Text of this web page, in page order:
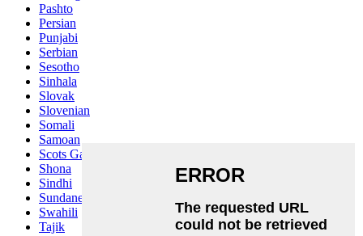
Pashto
Persian
Punjabi
Serbian
Sesotho
Sinhala
Slovak
Slovenian
Somali
Samoan
Scots Gaelic
Shona
Sindhi
Sundanese
Swahili
Tajik